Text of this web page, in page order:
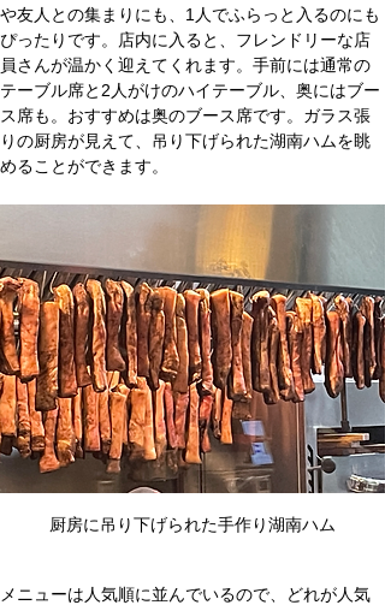
や友人との集まりにも、1人でふらっと入るのにも
ぴったりです。店内に入ると、フレンドリーな店
員さんが温かく迎えてくれます。手前には通常の
テーブル席と2人がけのハイテーブル、奥にはブー
ス席も。おすすめは奥のブース席です。ガラス張
りの厨房が見えて、吊り下げられた湖南ハムを眺
めることができます。
厨房に吊り下げられた手作り湖南ハム
メニューは人気順に並んでいるので、どれが人気